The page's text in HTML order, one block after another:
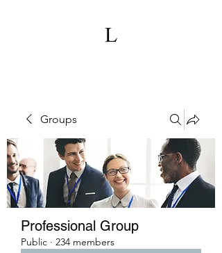
Groups
Professional Group
Public · 234 members